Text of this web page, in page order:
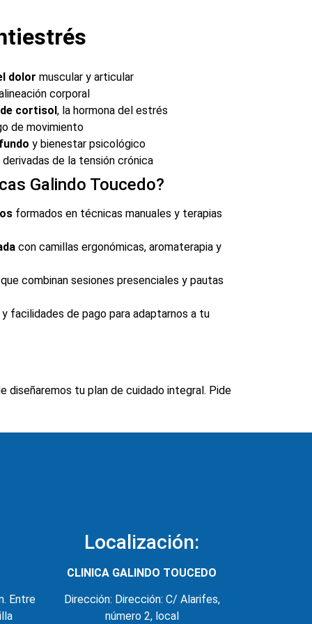
dolor muscular y articular
corporal
de cortisol, la hormona del estrés
de movimiento
y bienestar psicológico
derivadas de la tensión crónica
Galindo Toucedo?
formados en técnicas manuales y terapias
con camillas ergonómicas, aromaterapia y
que combinan sesiones presenciales y pautas
y facilidades de pago para adaptarnos a tu
diseñaremos tu plan de cuidado integral. Pide
Entre
Localización:
CLINICA GALINDO TOUCEDO
Dirección: Dirección: C/ Alarifes,
número 2, local